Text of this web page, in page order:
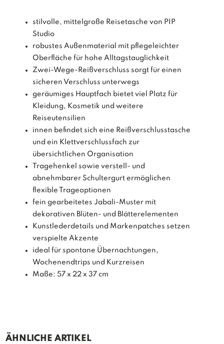
stilvolle, mittelgroße Reisetasche von PIP
Studio
robustes Außenmaterial mit pflegeleichter
Oberfläche für hohe Alltagstauglichkeit
Zwei-Wege-Reißverschluss sorgt für einen
sicheren Verschluss unterwegs
geräumiges Hauptfach bietet viel Platz für
Kleidung, Kosmetik und weitere
Reiseutensilien
innen befindet sich eine Reißverschlusstasche
und ein Klettverschlussfach zur
übersichtlichen Organisation
Tragehenkel sowie verstell- und
abnehmbarer Schultergurt ermöglichen
flexible Trageoptionen
fein gearbeitetes Jabali-Muster mit
dekorativen Blüten- und Blätterelementen
Kunstlederdetails und Markenpatches setzen
verspielte Akzente
ideal für spontane Übernachtungen,
Wochenendtrips und Kurzreisen
Maße: 57 x 22 x 37 cm
ÄHNLICHE ARTIKEL